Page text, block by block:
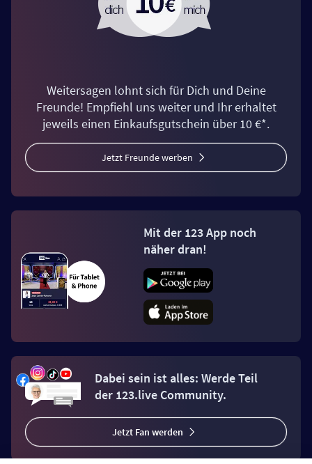
Weitersagen lohnt sich für Dich und Deine
Freunde! Empfiehl uns weiter und Ihr erhaltet
jeweils einen Einkaufsgutschein über 10 €*.
Jetzt Freunde werben
Mit der 123 App noch
näher dran!
Dabei sein ist alles: Werde Teil
der 123.live Community.
Jetzt Fan werden